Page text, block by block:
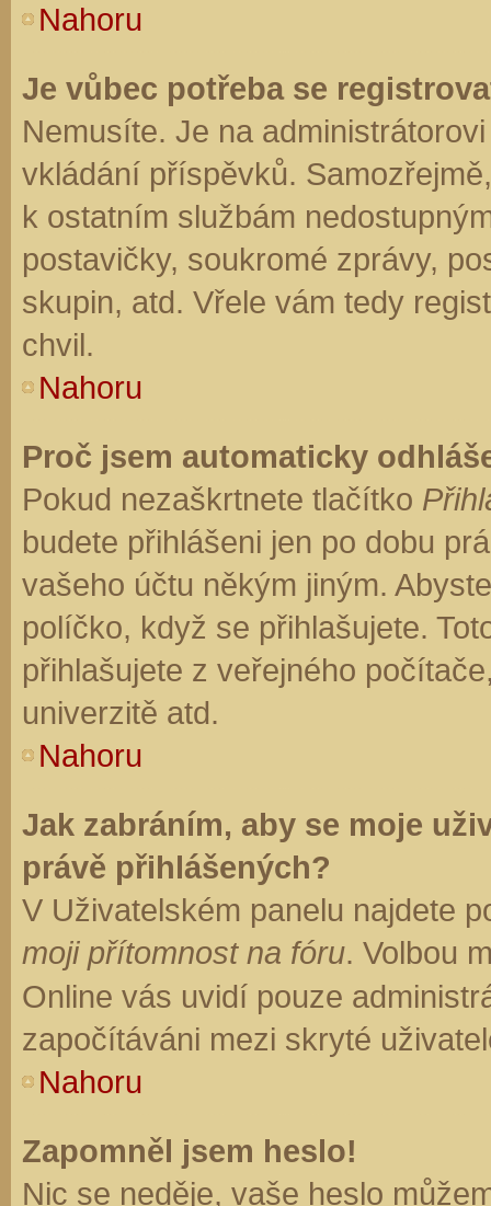
Nahoru
Je vůbec potřeba se
Nemusíte. Je na
vkládání příspěvků.
k ostatním službám
postavičky, soukromé zprávy,
skupin, atd. Vřele vám tedy
chvil.
Nahoru
Proč jsem automaticky
Pokud nezaškrtnete tlačítko
budete přihlášeni jen po dobu
vašeho účtu někým jiným.
políčko, když se přihlašujete.
přihlašujete z veřejného
univerzitě atd.
Nahoru
Jak zabráním, aby se moje
právě přihlášených?
V Uživatelském panelu najdete
moji přítomnost na fóru. Volbou
Online vás uvidí pouze
započítáváni mezi skryté
Nahoru
Zapomněl jsem heslo!
Nic se neděje, vaše heslo